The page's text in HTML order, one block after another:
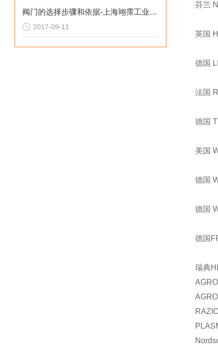
阀门的选择步骤和依据-上海翊霈工业控制设备有限公司
2017-09-11
芬兰
英国
德国
法国
德国
美国
德国
德国
德国
瑞典
AGRO
AGRO